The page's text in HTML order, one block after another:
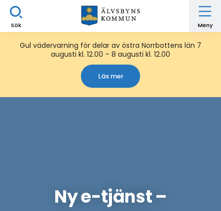
Sök Meny
Gul vädervarning för delar av östra Norrbottens län 7
augusti kl. 12.00 – 8 augusti kl. 12.00
Läs mer
Ny e-tjänst –